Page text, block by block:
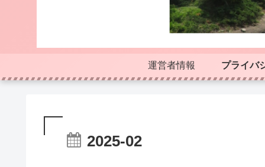
運営者情報 プライバ
2025-02